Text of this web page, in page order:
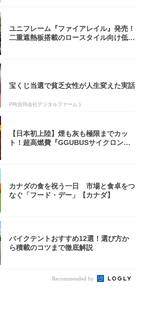
ユニフレーム『ファイアレイル』発売！
二重遮熱板搭載のロースタイル向け低型
宝くじ当選で貧乏女性が人生変えた実話
PR(合同会社デジタルファーム )
【日本初上陸】煙も灰も極限までカッ
ト！超高燃費『GGUBUSサイクロン焚
カナダの食を祝う一日 市場と食卓をつ
なぐ「フード・デー」【カナダ】
バイクテントおすすめ12選！選び方か
ら積載のコツまで徹底解説
Recommended by